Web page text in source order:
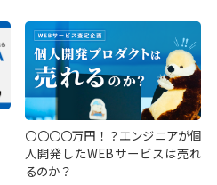
〇〇〇〇万円！？エンジニアが個
人開発したWEBサービスは売れ
るのか？